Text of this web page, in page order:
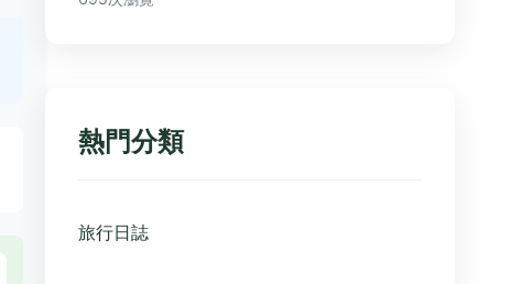
熱門分類
旅行日誌